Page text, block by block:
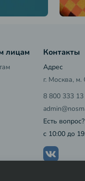
лицам Контакты
Адрес
г. Москва, м.
8 800 333
Есть вопрос?
с 10:00 до